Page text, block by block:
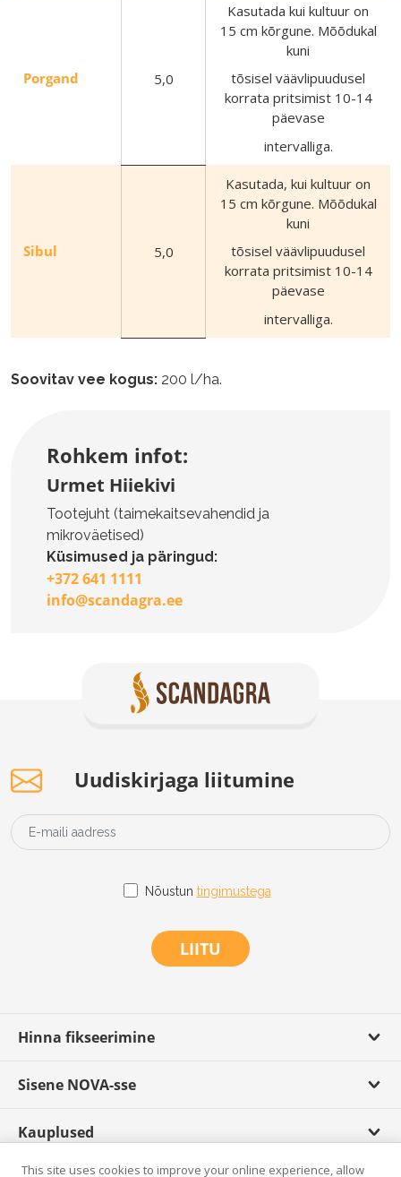
Porgand 5,0
Kasutada kui kultuur on
15 cm kõrgune. Mõõdukal
kuni
tõsisel väävlipuudusel
korrata pritsimist 10-14
päevase
intervalliga.
Sibul 5,0
Kasutada, kui kultuur on
15 cm kõrgune. Mõõdukal
kuni
tõsisel väävlipuudusel
korrata pritsimist 10-14
päevase
intervalliga.
Soovitav vee kogus: 200 l/ha.
Rohkem infot:
Urmet Hiiekivi
Tootejuht (taimekaitsevahendid ja
mikroväetised)
Küsimused ja päringud:
+372 641 1111
info@scandagra.ee
Uudiskirjaga liitumine
Nõustun tingimustega
LIITU
Hinna fikseerimine
Sisene NOVA-sse
Kauplused
This site uses cookies to improve your online experience, allow